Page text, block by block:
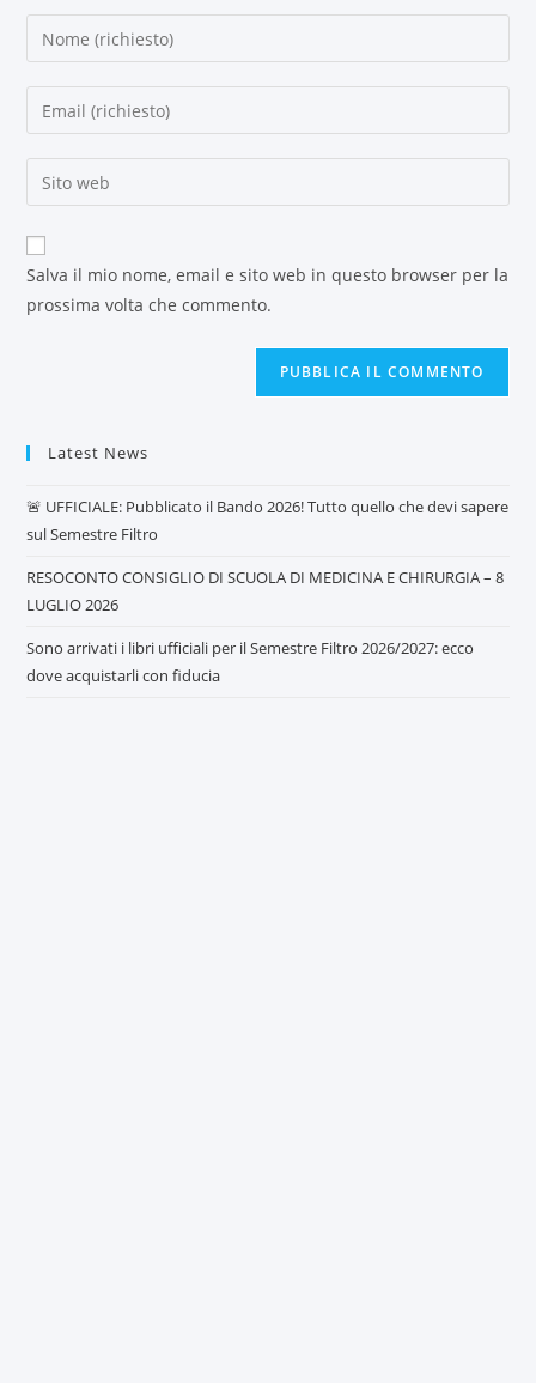
Salva il mio nome, email e sito web in questo browser per la
prossima volta che commento.
Latest News
🚨 UFFICIALE: Pubblicato il Bando 2026! Tutto quello che devi sapere
sul Semestre Filtro
RESOCONTO CONSIGLIO DI SCUOLA DI MEDICINA E CHIRURGIA – 8
LUGLIO 2026
Sono arrivati i libri ufficiali per il Semestre Filtro 2026/2027: ecco
dove acquistarli con fiducia